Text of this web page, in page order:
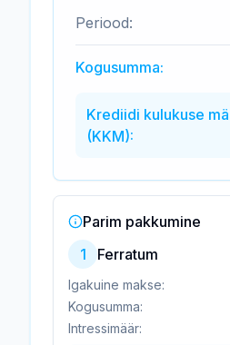
Periood:
Kogusumma:
Krediidi kulukuse
(KKM):
Parim pakkumine
1
Ferratum
Igakuine makse:
Kogusumma:
Intressimäär: